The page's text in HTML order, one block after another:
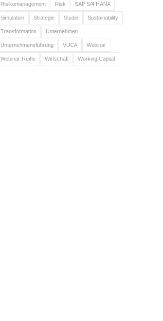
Risikomanagement Risk SAP S/4 HANA
Simulation Strategie Studie Sustainability
Transformation Unternehmen
Unternehmensführung VUCA Webinar
Webinar-Reihe Wirtschaft Working Capital